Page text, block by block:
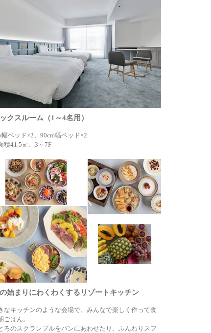
クスルーム（1～4名用）
幅ベッド×2、90cm幅ベッド×2
積41.5㎡、3～7F
始まりにわくわくするリゾートキッチン
なキッチンのような会場で、みんなで楽しく作って食
ごはん。
ろのスクランブルをパンにあわせたり、ふんわりスフ